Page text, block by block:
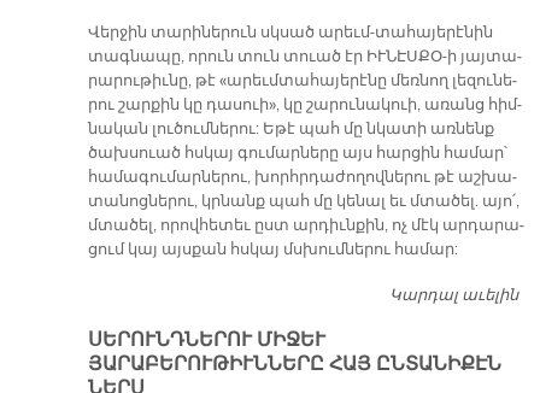
Վեր­ջին տա­րի­նե­րուն սկսած ա­րեւմ-տա­հա­յե­րէ­նին
տագ­նա­պը, ո­րուն տուն տուած էր ԻՒ­ՆԷՍ­ՔՕ-ի յայ­տա­
րա­րու­թիւ­նը, թէ «ա­րեւմ­տա­հա­յե­րէ­նը մեռ­նող լե­զու­նե­
րու շար­քին կը դա­սուի», կը շա­րու­նա­կուի, ա­ռանց հիմ­
նա­կան լու­ծում­նե­րու: Ե­թէ պահ մը նկա­տի առ­նենք
ծախ­սուած հսկայ գու­մար­նե­րը այս հար­ցին հա­մար՝
հա­մա­գու­մար­նե­րու, խորհր­դա­ժո­ղով­նե­րու թէ աշ­խա­
տա­նոց­նե­րու, կրնանք պահ մը կե­նալ եւ մտա­ծել. ա­յո՛,
մտա­ծել, ո­րով­հե­տեւ ըստ ար­դիւն­քին, ոչ մէկ ար­դա­րա­
ցում կայ այս­քան հսկայ մսխում­նե­րու հա­մար:
Կարդալ աւելին
ՍԵՐՈՒՆԴՆԵՐՈՒ ՄԻՋԵՒ
ՅԱՐԱԲԵՐՈՒԹԻՒՆՆԵՐԸ ՀԱՅ ԸՆՏԱՆԻՔԷՆ